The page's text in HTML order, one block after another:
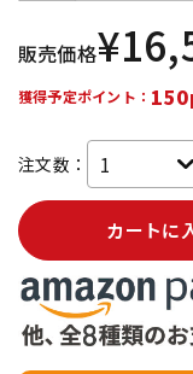
販売価格¥
獲得予定ポイント：
注文数：
カートに